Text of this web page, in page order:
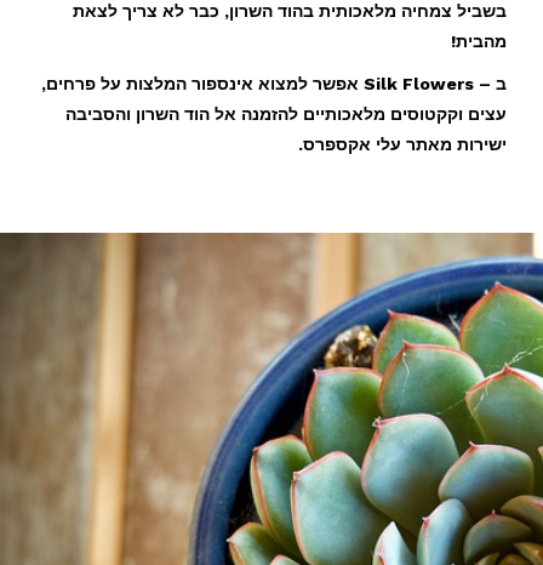
בשביל צמחיה מלאכותית בהוד השרון, כבר לא צריך לצאת
מהבית!
ב – Silk Flowers אפשר למצוא אינספור המלצות על פרחים,
עצים וקקטוסים מלאכותיים להזמנה אל הוד השרון והסביבה
ישירות מאתר עלי אקספרס.